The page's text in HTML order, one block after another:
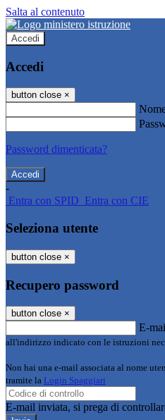
Salta al contenuto
Accedi
Accedi
button close ×
Password dimenticata?
-
Entra con SPID Entra con CIE
Seleziona utente
button close ×
Recupero password
button close ×
E-
all'indirizzo indicato con le istruzioni
Non hai una e-mail associata al nome
tramite la Login Spaggiari
E-mail inviata, si prega di